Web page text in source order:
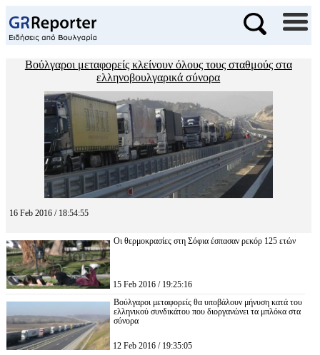
Βούλγαροι μεταφορείς κλείνουν όλους τους σταθμούς στα
ελληνοβουλγαρικά σύνορα
16 Feb 2016 / 18:54:55
Οι θερμοκρασίες στη Σόφια έσπασαν ρεκόρ 125 ετών
15 Feb 2016 / 19:25:16
Βούλγαροι μεταφορείς θα υποβάλουν μήνυση κατά του
ελληνικού συνδικάτου που διοργανώνει τα μπλόκα στα
σύνορα
12 Feb 2016 / 19:35:05